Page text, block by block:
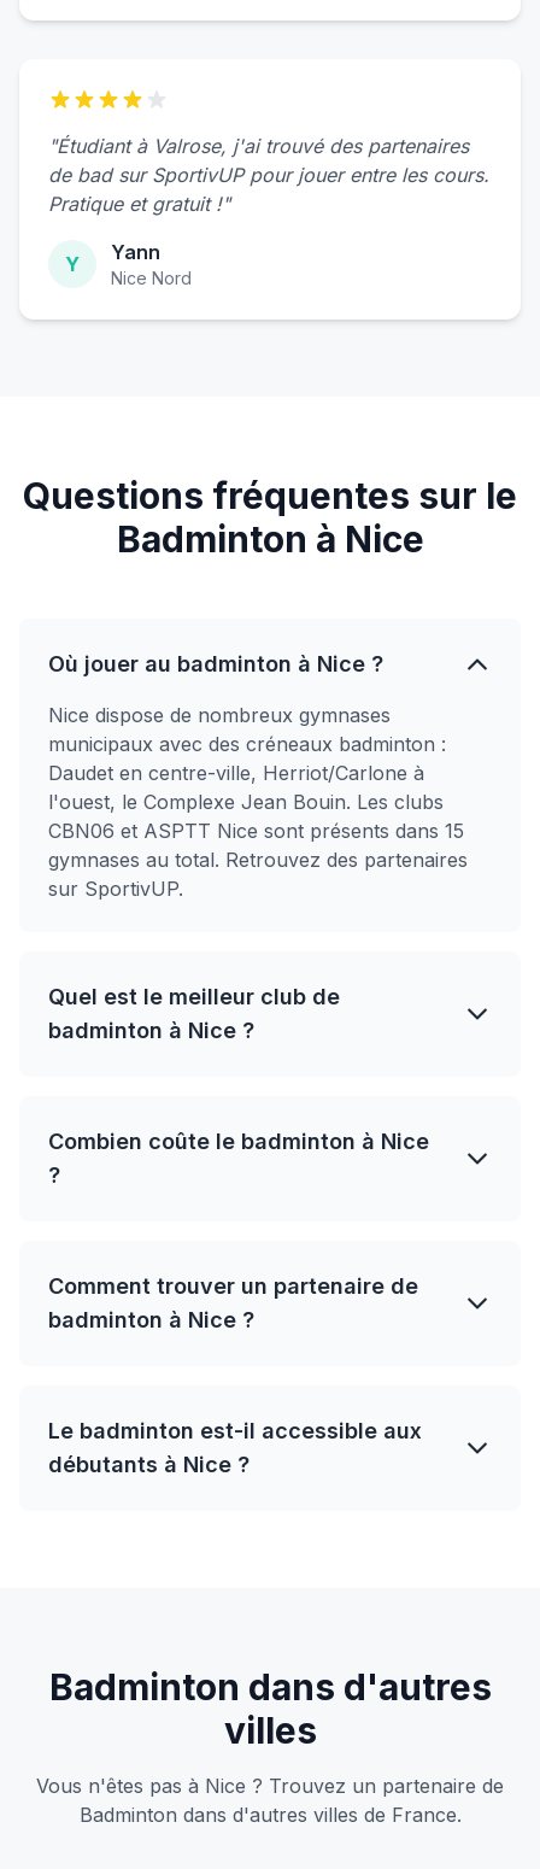
"Étudiant à Valrose, j'ai trouvé des partenaires
de bad sur SportivUP pour jouer entre les cours.
Pratique et gratuit !"
Y Yann
Nice Nord
Questions fréquentes sur le
Badminton à Nice
Où jouer au badminton à Nice ?
Nice dispose de nombreux gymnases
municipaux avec des créneaux badminton :
Daudet en centre-ville, Herriot/Carlone à
l'ouest, le Complexe Jean Bouin. Les clubs
CBN06 et ASPTT Nice sont présents dans 15
gymnases au total. Retrouvez des partenaires
sur SportivUP.
Quel est le meilleur club de
badminton à Nice ?
Combien coûte le badminton à Nice
?
Comment trouver un partenaire de
badminton à Nice ?
Le badminton est-il accessible aux
débutants à Nice ?
Badminton dans d'autres
villes
Vous n'êtes pas à Nice ? Trouvez un partenaire de
Badminton dans d'autres villes de France.